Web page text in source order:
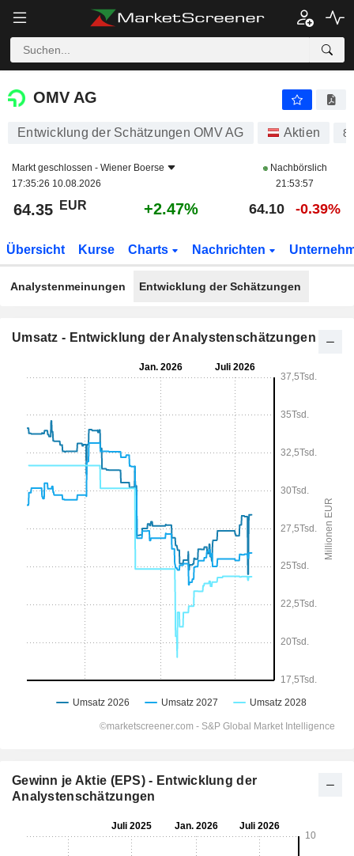
OMV AG
OMV AG
Entwicklung der Schätzungen OMV AG Aktien
Markt geschlossen - Wiener Boerse
17:35:26 10.08.2026
Nachbörslich
21:53:57
64.35 EUR +2.47% 64.10 -0.39%
Übersicht Kurse Charts Nachrichten
Analystenmeinungen Entwicklung der Schätzungen
Umsatz - Entwicklung der Analystenschätzungen
Gewinn je Aktie (EPS) - Entwicklung der
Analystenschätzungen